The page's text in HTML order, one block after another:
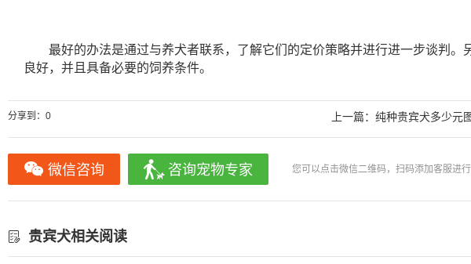
最好的办法是通过与养犬者联系，了解它们的定价策略并进行进一步谈判
良好，并且具备必要的饲养条件。
分享到： 0 上一篇：纯种贵宾犬多少元
微信咨询 咨询宠物专家 您可以点击微信二维码，扫码添加客服进
贵宾犬相关阅读